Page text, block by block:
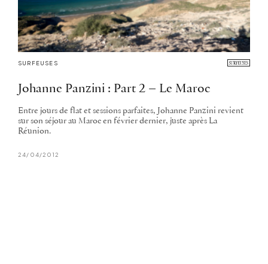
SURFEUSES
Johanne Panzini : Part 2 – Le Maroc
Entre jours de flat et sessions parfaites, Johanne Panzini revient
sur son séjour au Maroc en février dernier, juste après La
Réunion.
24/04/2012